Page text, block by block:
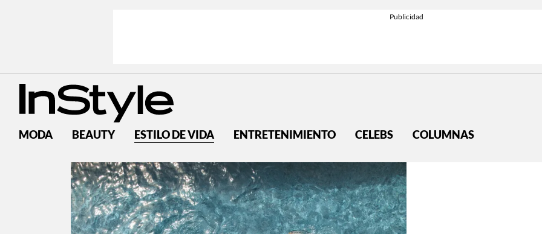
MODA BEAUTY ESTILO DE VIDA ENTRETENIMIENTO CELEBS COLUMNAS